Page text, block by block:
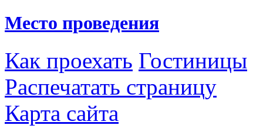
Место проведения
Как проехать Гостиницы
Распечатать страницу
Карта сайта